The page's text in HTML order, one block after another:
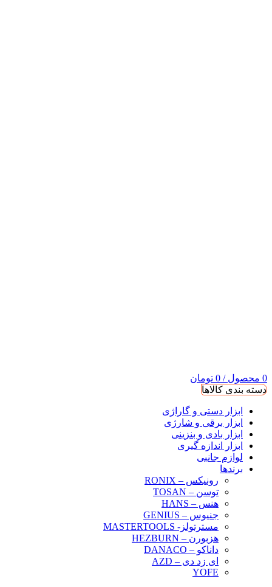
0 محصول /
0 تومان
دسته بندی کالاها
ابزار دستی و گاراژی
ابزار برقی و شارژی
ابزار بادی و بنزینی
ابزار اندازه گیری
لوازم جانبی
برندها
رونیکس – RONIX
توسن – TOSAN
هنس – HANS
جنیوس – GENIUS
مسترتولز- MASTERTOOLS
هزبورن – HEZBURN
داناکو – DANACO
ای زد دی – AZD
YOFE